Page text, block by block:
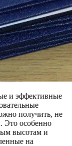
и эффективные
получить, не
Это особенно
высотам и
на